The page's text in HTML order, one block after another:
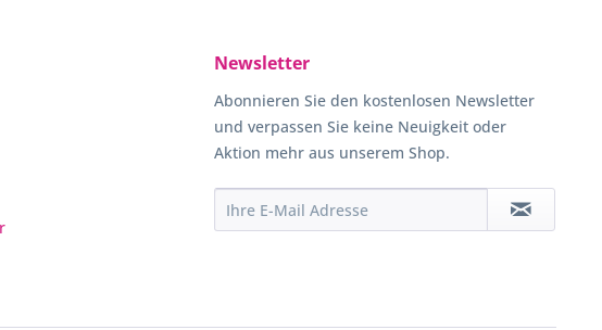
Newsletter
Abonnieren Sie den kostenlosen Newsletter
und verpassen Sie keine Neuigkeit oder
Aktion mehr aus unserem Shop.